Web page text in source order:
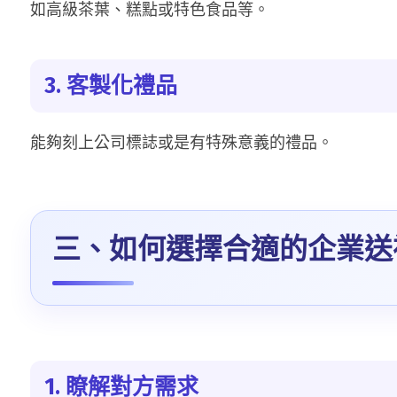
如高級茶葉、糕點或特色食品等。
3. 客製化禮品
能夠刻上公司標誌或是有特殊意義的禮品。
三、如何選擇合適的企業
1. 瞭解對方需求